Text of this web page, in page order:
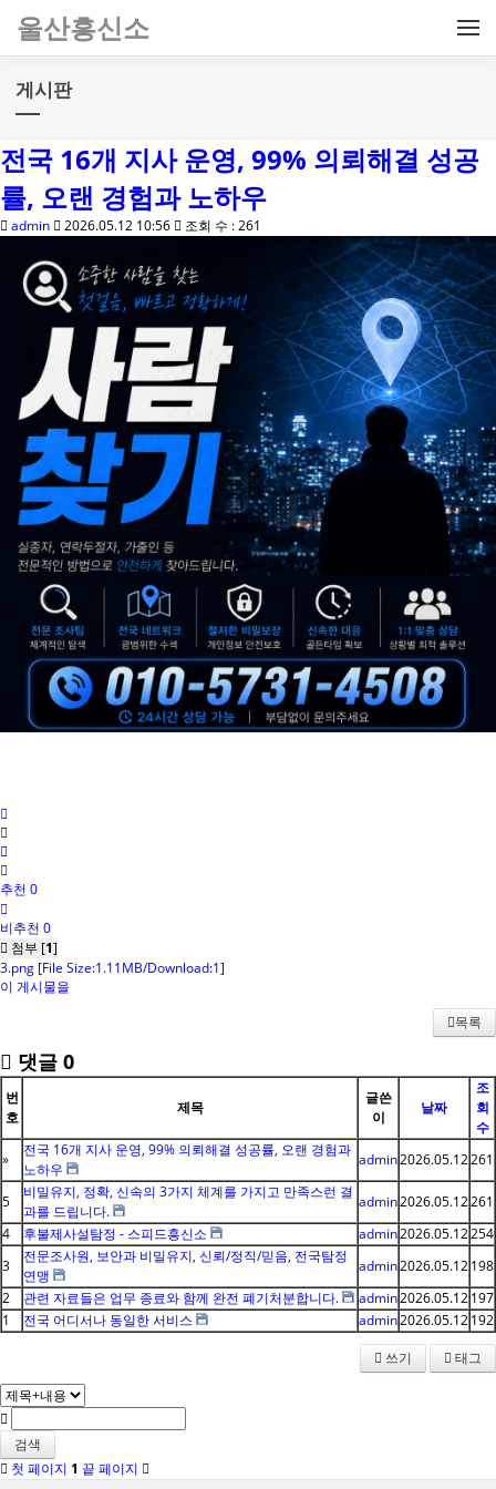
울산흥신소
게시판
전국 16개 지사 운영, 99% 의뢰해결 성공
률, 오랜 경험과 노하우
admin 2026.05.12 10:56 조회 수 : 261
추천 0
비추천 0
첨부 [1]
3.png [File Size:1.11MB/Download:1]
이 게시물을
목록
댓글 0
번
호
제목
글쓴
이
날짜
조
회
수
»
전국 16개 지사 운영, 99% 의뢰해결 성공률, 오랜 경험과
노하우
admin2026.05.12261
5
비밀유지, 정확, 신속의 3가지 체계를 가지고 만족스런 결
과를 드립니다.
admin2026.05.12261
4
후불제사설탐정 - 스피드흥신소 admin2026.05.12254
3
전문조사원, 보안과 비밀유지, 신뢰/정직/믿음, 전국탐정
연맹
admin2026.05.12198
2
관련 자료들은 업무 종료와 함께 완전 폐기처분합니다. admin2026.05.12197
1
전국 어디서나 동일한 서비스 admin2026.05.12192
쓰기
태그
검색
첫 페이지 1 끝 페이지